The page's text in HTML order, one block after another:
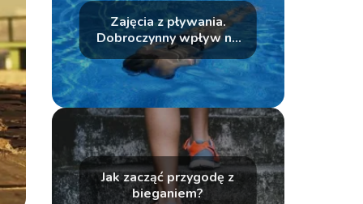
Zajęcia z pływania.
Dobroczynny wpływ na
nasze zdrowie
Jak zacząć przygodę z
bieganiem?